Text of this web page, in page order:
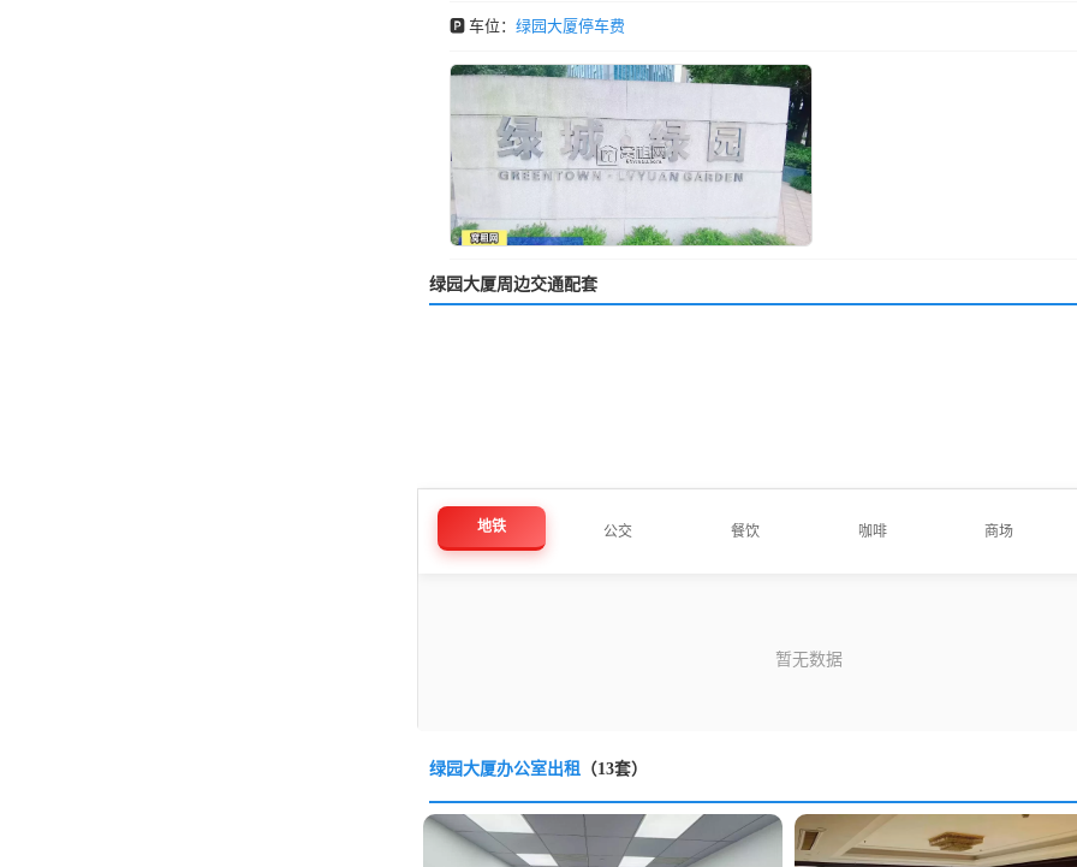
🅿️ 车位： 绿园大厦停车费
绿园大厦周边交通配套
地铁 公交 餐饮 咖啡 商场
绿园大厦办公室出租 （13套）